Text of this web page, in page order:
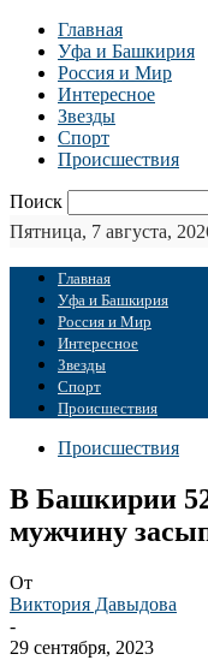
Главная
Уфа и Башкирия
Россия и Мир
Интересное
Звезды
Спорт
Происшествия
Поиск
Пятница, 7 августа,
Главная
Уфа и Башкирия
Россия и Мир
Интересное
Звезды
Спорт
Происшествия
Происшествия
В Башкирии
мужчину
От
Виктория Давыдова
-
29 сентября, 2023